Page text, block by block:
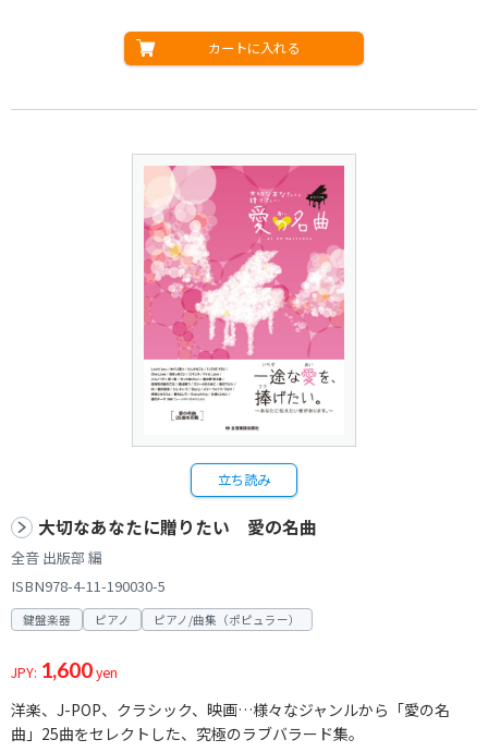
カートに入れる
立ち読み
大切なあなたに贈りたい 愛の名曲
全音 出版部 編
ISBN978-4-11-190030-5
鍵盤楽器 ピアノ ピアノ/曲集（ポピュラー）
JPY: 1,600yen
洋楽、J-POP、クラシック、映画…様々なジャンルから「愛の名
曲」25曲をセレクトした、究極のラブバラード集。